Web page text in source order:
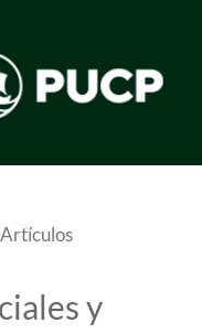
Artículos
y